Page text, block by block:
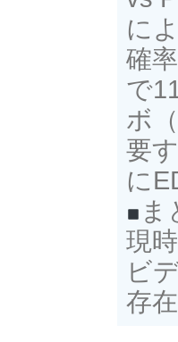
に
確
で
ボ
要
に
ま
現
ビ
存